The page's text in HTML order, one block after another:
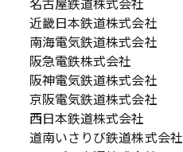
近畿日本鉄道株式会社
南海電気鉄道株式会社
阪急電鉄株式会社
阪神電気鉄道株式会社
京阪電気鉄道株式会社
西日本鉄道株式会社
道南いさりび鉄道株式会社